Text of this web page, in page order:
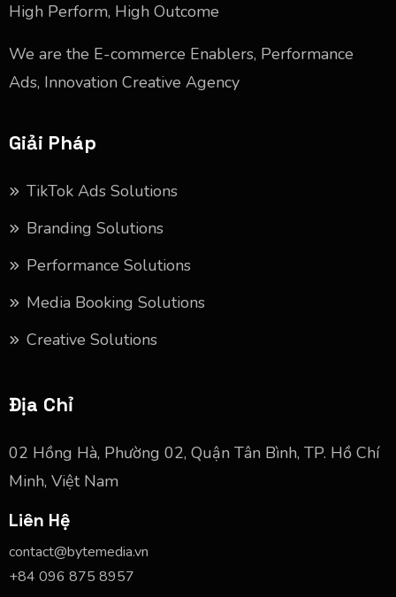
High Perform, High Outcome
We are the E-commerce Enablers, Performance
Ads, Innovation Creative Agency
Giải Pháp
TikTok Ads Solutions
Branding Solutions
Performance Solutions
Media Booking Solutions
Creative Solutions
Địa Chỉ
02 Hồng Hà, Phường 02, Quận Tân Bình, TP. Hồ Chí
Minh, Việt Nam
Liên Hệ
contact@bytemedia.vn
+84 096 875 8957